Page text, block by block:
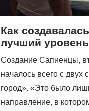
Как
лучший
Создание Сапиенцы,
началось всего с
город». «Это было
направление, в